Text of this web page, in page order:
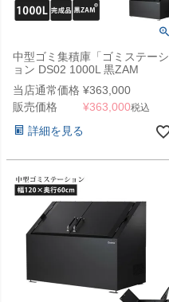
中型ゴミ集積庫「ゴミステーシ
ョン DS02 1000L 黒ZAM
W1500×D750×H1100mm」 ※
法人宛配送限定（SN）
当店通常価格 ¥363,000
販売価格
¥363,000税込
詳細を見る